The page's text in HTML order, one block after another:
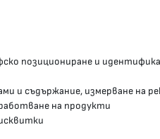
Instragram профил
позициониране и
и съдържание, измерване на
на продукти